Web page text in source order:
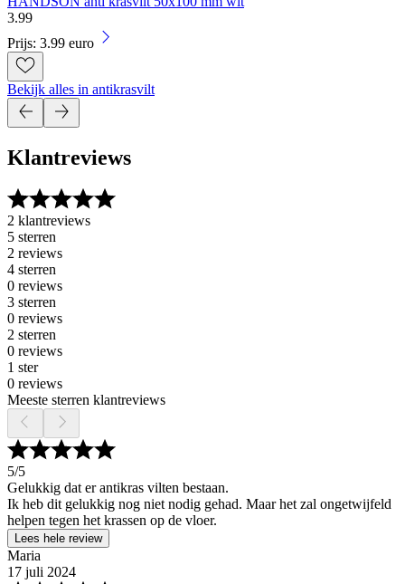
3.99
Prijs: 3.99 euro
Bekijk alles in antikrasvilt
Klantreviews
2 klantreviews
5 sterren
2 reviews
4 sterren
0 reviews
3 sterren
0 reviews
2 sterren
0 reviews
1 ster
0 reviews
Meeste sterren klantreviews
5/5
Gelukkig dat er antikras vilten bestaan.
Ik heb dit gelukkig nog niet nodig gehad. Maar het zal ongetwijfeld
helpen tegen het krassen op de vloer.
Lees hele review
Maria
17 juli 2024